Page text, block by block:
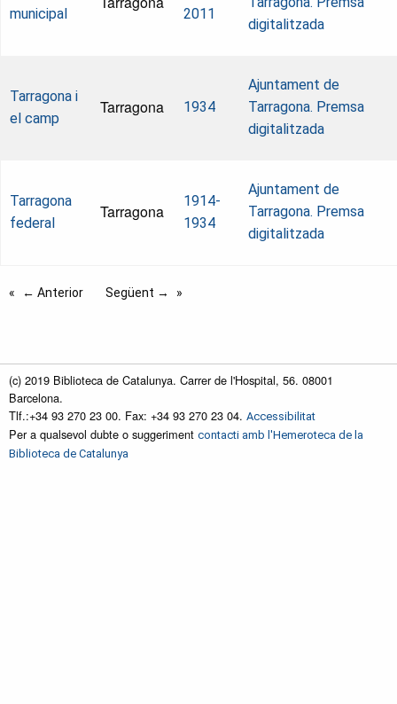
municipal
2011
digitalitzada
Tarragona i
el camp
Tarragona 1934
Ajuntament de
Tarragona. Premsa
digitalitzada
Tarragona
federal
Tarragona
1914-
1934
Ajuntament de
Tarragona. Premsa
digitalitzada
← Anterior Següent →
(c) 2019 Biblioteca de Catalunya. Carrer de l'Hospital, 56. 08001
Barcelona.
Tlf.:+34 93 270 23 00. Fax: +34 93 270 23 04. Accessibilitat
Per a qualsevol dubte o suggeriment contacti amb l'Hemeroteca de la
Biblioteca de Catalunya